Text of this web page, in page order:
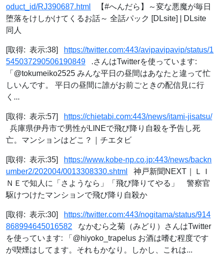
oduct_id/RJ390687.html
【#へんだら】～変な悪魔が毎日
堕落をけしかけてくるお話～ 全話パック [DLsite] | DLsite
同人
[取得: 表示:38]
https://twitter.com:443/avipavipavip/status/1
545037290506190849 .さんはTwitterを使っています:
「@tokumeiko2525 みんな平日の昼間はあなたと違って忙
しいんです。 平日の昼間に誰がお前ごときの配信見に行
く...
[取得: 表示:57]
https://chietabi.com:443/news/itami-jisatsu/
兵庫県伊丹市で男性がLINEで飛び降り自殺を予告し死
亡。マンションはどこ？｜チエタビ
[取得: 表示:35]
https://www.kobe-np.co.jp:443/news/backn
umber2/202004/0013308330.shtml
神戸新聞NEXT｜ＬＩ
ＮＥで知人に「さようなら」「飛び降りてやる」 警察官
駆けつけたマンションで飛び降り自殺か
[取得: 表示:30]
https://twitter.com:443/nogitama/status/914
868994645016582 なかむら之菊（みどり）さんはTwitter
を使っています: 「@hiyoko_trapelus お酒は嗜む程度です
が喫煙はしてます。それもかなり。しかし、これは...